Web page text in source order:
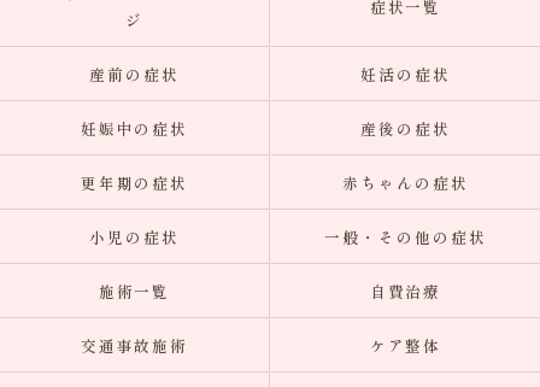
ジ
症状一覧
産前の症状 妊活の症状
妊娠中の症状 産後の症状
更年期の症状 赤ちゃんの症状
小児の症状 一般・その他の症状
施術一覧 自費治療
交通事故施術 ケア整体